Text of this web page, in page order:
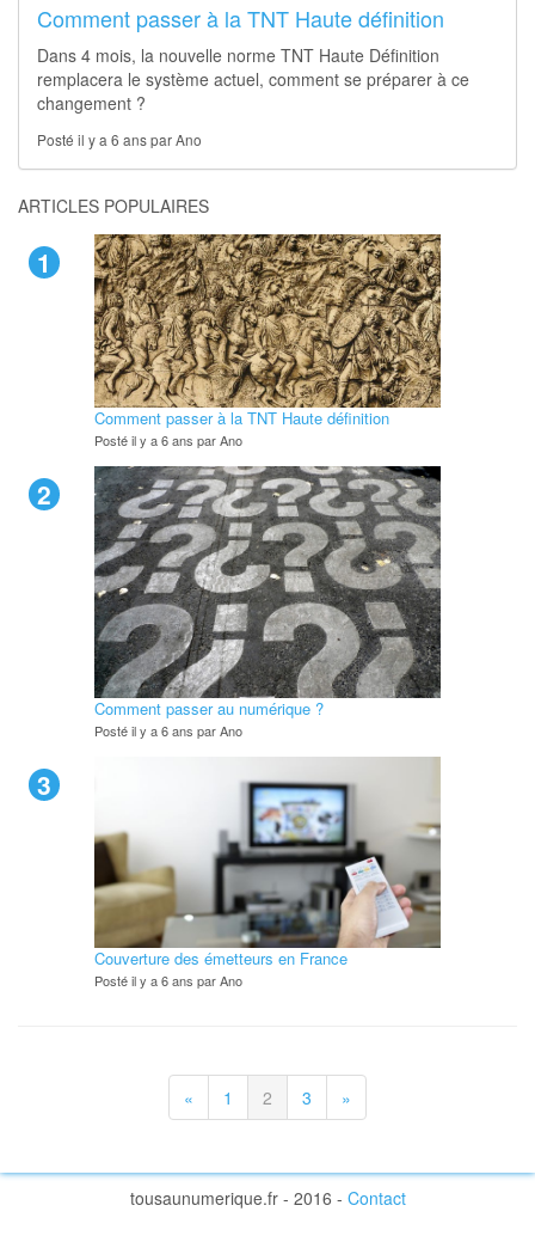
Comment passer à la TNT Haute définition
Dans 4 mois, la nouvelle norme TNT Haute Définition
remplacera le système actuel, comment se préparer à ce
changement ?
Posté il y a 6 ans par Ano
ARTICLES POPULAIRES
1
Comment passer à la TNT Haute définition
Posté il y a 6 ans par Ano
2
Comment passer au numérique ?
Posté il y a 6 ans par Ano
3
Couverture des émetteurs en France
Posté il y a 6 ans par Ano
« 1 2 3 »
tousaunumerique.fr - 2016 - Contact